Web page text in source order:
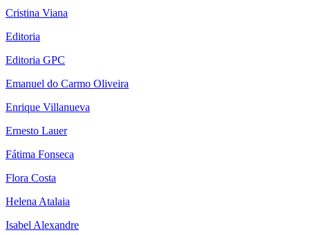
Cristina Viana
Editoria
Editoria GPC
Emanuel do Carmo Oliveira
Enrique Villanueva
Ernesto Lauer
Fátima Fonseca
Flora Costa
Helena Atalaia
Isabel Alexandre